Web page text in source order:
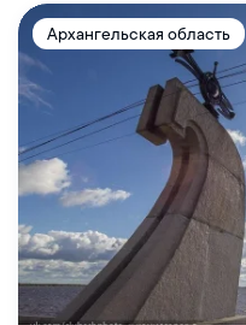
Архангельская область